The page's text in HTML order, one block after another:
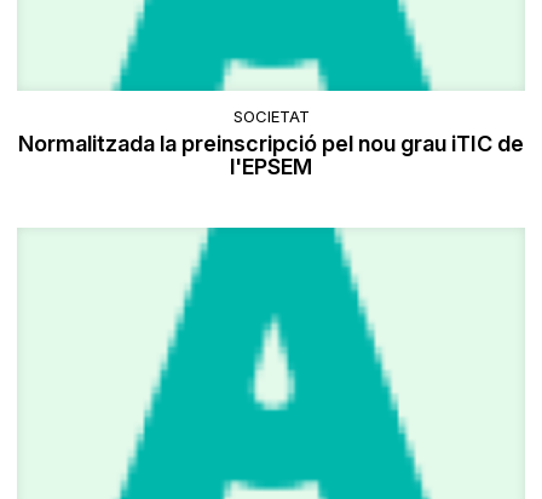
SOCIETAT
Normalitzada la preinscripció pel nou grau iTIC de
l'EPSEM